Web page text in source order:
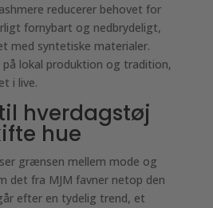
reducerer behovet for
fornybart og nedbrydeligt,
med syntetiske materialer.
på lokal produktion og tradition,
i live.
hverdagstøj
hue
grænsen mellem mode og
det fra MJM favner netop den
efter en tydelig trend, et